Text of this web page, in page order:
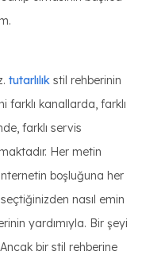
tutarlılık stil rehberinin
farklı kanallarda, farklı
farklı servis
Her metin
boşluğuna her
nasıl emin
yardımıyla. Bir şeyi
bir stil rehberine